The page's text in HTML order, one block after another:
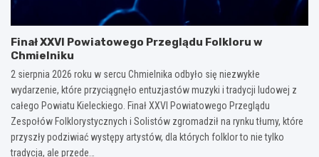
Finał XXVI Powiatowego Przeglądu Folkloru w
Chmielniku
2 sierpnia 2026 roku w sercu Chmielnika odbyło się niezwykłe
wydarzenie, które przyciągnęło entuzjastów muzyki i tradycji ludowej z
całego Powiatu Kieleckiego. Finał XXVI Powiatowego Przeglądu
Zespołów Folklorystycznych i Solistów zgromadził na rynku tłumy, które
przyszły podziwiać występy artystów, dla których folklor to nie tylko
tradycja, ale przede…